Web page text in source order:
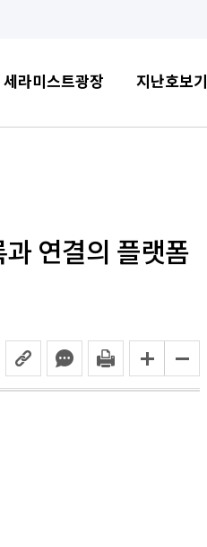
세라미스트광장 지난호보기
연결의 플랫폼